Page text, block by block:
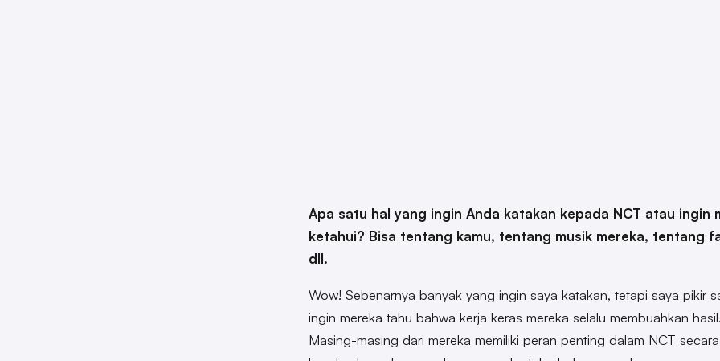
Apa satu hal yang ingin Anda katakan kepada NCT atau ingin
ketahui? Bisa tentang kamu, tentang musik mereka, tentang
dll.
Wow! Sebenarnya banyak yang ingin saya katakan, tetapi saya pikir
ingin mereka tahu bahwa kerja keras mereka selalu membuahkan hasil.
Masing-masing dari mereka memiliki peran penting dalam NCT secara